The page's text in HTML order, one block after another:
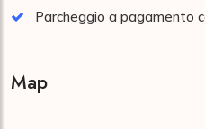
Parcheggio a pagamento
Map